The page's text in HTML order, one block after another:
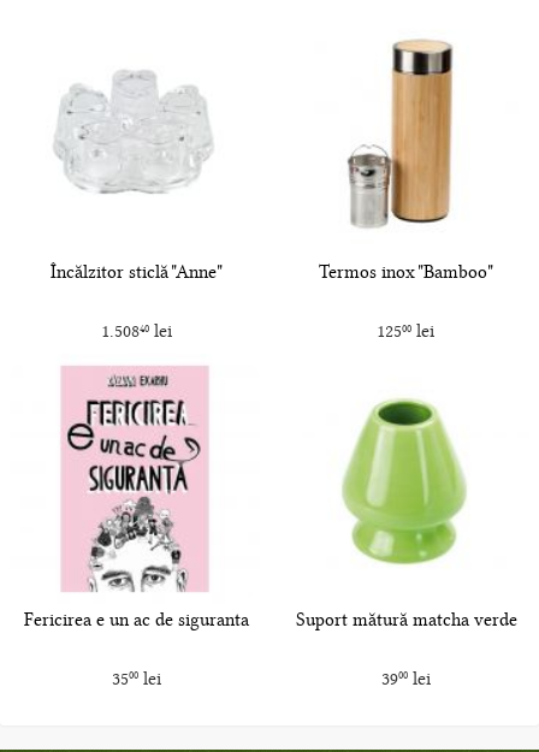
Încălzitor sticlă "Anne"
1.50840lei
Termos inox "Bamboo"
12500 lei
Fericirea e un ac de siguranta
3500lei
Suport mătură matcha verde
3900lei